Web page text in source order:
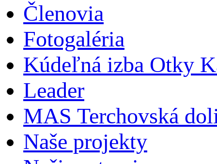
Členovia
Fotogaléria
Kúdeľná izba Otky
Leader
MAS Terchovská
Naše projekty